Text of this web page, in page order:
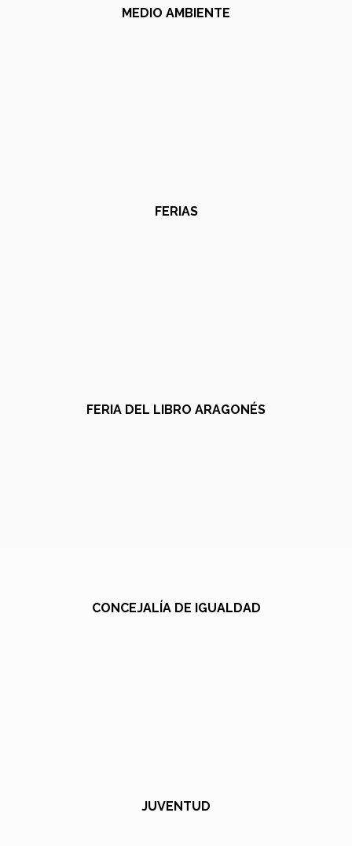
MEDIO AMBIENTE
FERIAS
FERIA DEL LIBRO ARAGONÉS
CONCEJALÍA DE IGUALDAD
JUVENTUD